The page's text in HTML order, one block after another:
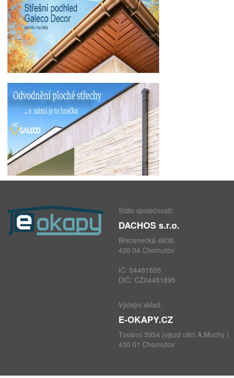
Sídlo společnosti:
DACHOS s.r.o.
Březenecká 4808,
430 04 Chomutov
IČ: 04481895
DIČ: CZ04481895
Výdejní sklad:
E-OKAPY.CZ
Tovární 5954 (vjezd ulicí A.Muchy )
430 01 Chomutov